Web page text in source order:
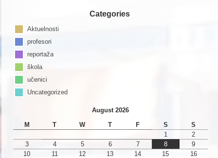
Categories
Aktuelnosti
profesori
reportaža
škola
učenici
Uncategorized
August 2026
M
T W T F S
S
1
2
3
4 5 6 7 8
9
10
11 12 13 14 15
16